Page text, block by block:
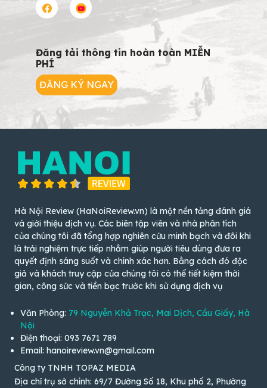
Đăng tải thông tin hoàn toàn MIỄN
PHÍ
ĐĂNG KÝ NGAY
Hà Nội Review (HaNoiReview.vn) là một nền tảng đánh giá
và giới thiệu dịch vụ. Các biên tập viên và nhà phân tích
của chúng tôi đã tổng hợp nghiên cứu minh bạch và đôi khi
là trải nghiệm trực tiếp nhằm giúp người tiêu dùng đưa ra
quyết định sáng suốt và chính xác hơn. Bằng cách đó độc
giả và khách truy cập của chúng tôi có thể tiết kiệm thời
gian, công sức và tiền bạc trước khi sử dụng dịch vụ
Văn Phòng: 79 Nguyễn Khả Trạc, Mai Dịch, Cầu Giấy, Hà
Nội
Điện thoại: 093 7671 789
Email: hanoireview.vn@gmail.com
Công ty TNHH TOPAZ MEDIA
Địa chỉ trụ sở chính: 69/7 Đường Số 18, Khu phố 2, Phường